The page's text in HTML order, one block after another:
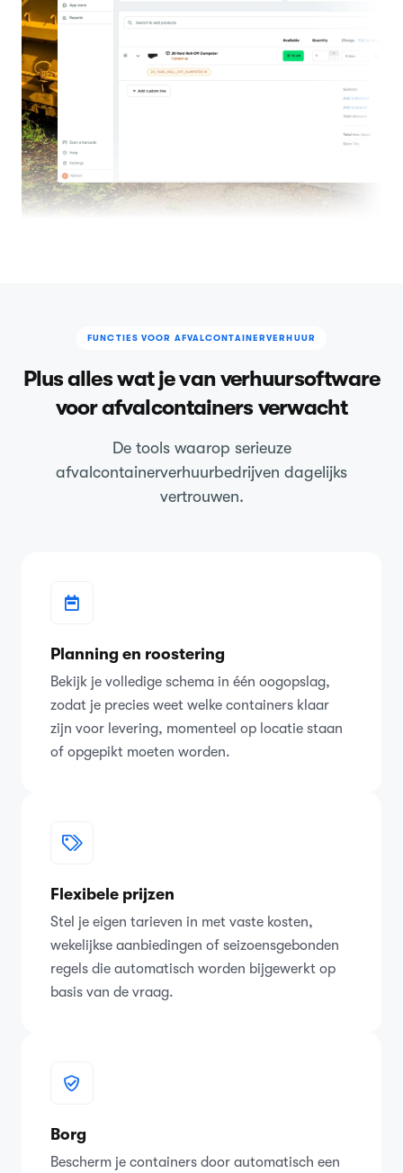
FUNCTIES VOOR AFVALCONTAINERVERHUUR
Plus alles wat je van verhuursoftware
voor afvalcontainers verwacht
De tools waarop serieuze
afvalcontainerverhuurbedrijven dagelijks
vertrouwen.
Planning en roostering
Bekijk je volledige schema in één oogopslag,
zodat je precies weet welke containers klaar
zijn voor levering, momenteel op locatie staan
of opgepikt moeten worden.
Flexibele prijzen
Stel je eigen tarieven in met vaste kosten,
wekelijkse aanbiedingen of seizoensgebonden
regels die automatisch worden bijgewerkt op
basis van de vraag.
Borg
Bescherm je containers door automatisch een